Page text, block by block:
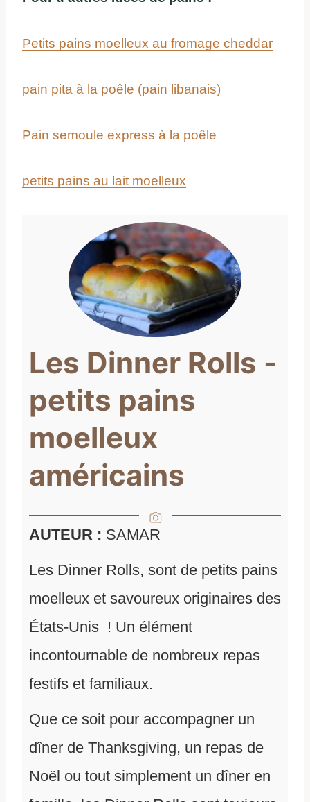
Petits pains moelleux au fromage cheddar
pain pita à la poêle (pain libanais)
Pain semoule express à la poêle
petits pains au lait moelleux
Les Dinner Rolls -
petits pains
moelleux
américains
AUTEUR : SAMAR
Les Dinner Rolls, sont de petits pains
moelleux et savoureux originaires des
États-Unis ! Un élément
incontournable de nombreux repas
festifs et familiaux.
Que ce soit pour accompagner un
dîner de Thanksgiving, un repas de
Noël ou tout simplement un dîner en